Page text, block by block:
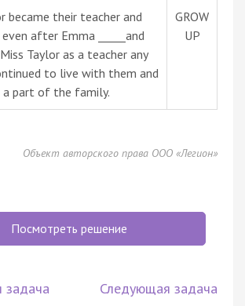
became their teacher and
after Emma _____and
Taylor as a teacher any
to live with them and
a part of the family.
GROW
UP
Объект авторского права ООО «Легион»
Посмотреть решение
Следующая задача